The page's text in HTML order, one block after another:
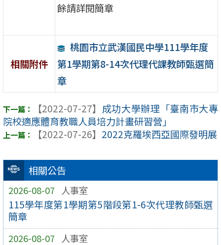
相關公告
2026-08-07 人事室
115學年度第1學期第5階段第1-6次代理教師甄選
簡章
2026-08-07 人事室
餘請詳閱簡章
相關附件
桃園市立武漢國民中學111學年度
第1學期第8-14次代理代課教師甄選簡
章
【2022-07-27】 成功大學辦理「臺南市大專
院校適應體育教職人員培力計畫研習營」
【2022-07-26】 2022克羅埃西亞國際發明展